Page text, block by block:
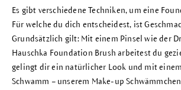
Es gibt verschiedene Techniken, um eine
Für welche du dich entscheidest, ist
Grundsätzlich gilt: Mit einem Pinsel wie der
Hauschka Foundation Brush arbeitest du
gelingt dir ein natürlicher Look und mit
Schwamm – unserem Make-up